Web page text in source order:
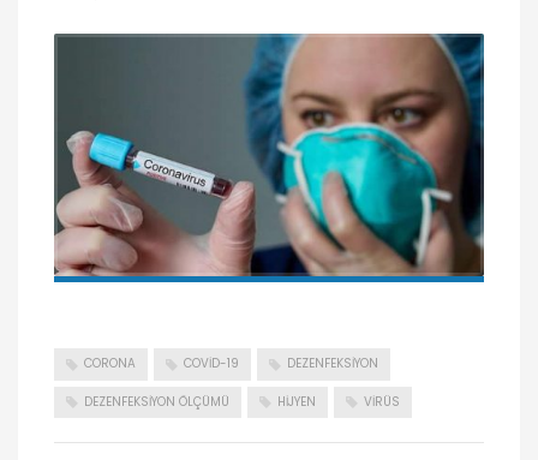
CORONA COVID-19 DEZENFEKSIYON
DEZENFEKSIYON ÖLÇÜMÜ HIJYEN VIRÜS